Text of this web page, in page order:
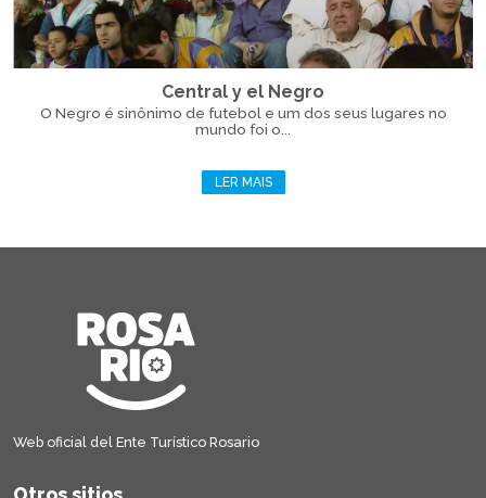
Central y el Negro
O Negro é sinônimo de futebol e um dos seus lugares no
mundo foi o...
LER MAIS
Web oficial del Ente Turístico Rosario